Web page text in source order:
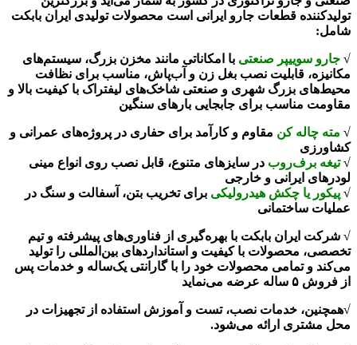
تولیدکننده قطعات جارو ایرانی است محصولات تولیدی ایران بابکت
شامل:
√ جارو سوییپر صنعتی با امکاناتی مانند مخزن بزرگ، سیستم‌های
مکانیزه، قابلیت نصب بغل زن و آب‌پاش، مناسب برای نظافت
محیط‌های بزرگ شهری و صنعتی شاخک‌های لیفتراک با کیفیت بالا و
مقاومت مناسب برای جابجایی بارهای سنگین
√ مته چاله کن مقاوم و کارآمد برای حفاری در پروژه‌های عمرانی و
کشاورزی
√تیغه برف‌روب در سایزهای متنوع، قابل نصب روی انواع مینی
لودرهای ایرانی و خارجی
√ پیکور یا چکش هیدرولیکی برای تخریب بتن، آسفالت و سنگ در
عملیات ساختمانی
√ شرکت ایران بابکت با بهره‌گیری از فناوری‌های پیشرفته و تیم
تخصصی، محصولات با کیفیت و استانداردهای بین‌المللی را تولید
می‌کند و تمامی محصولات خود را با گارانتی یک‌ساله و خدمات پس
از فروش ۵ ساله عرضه می‌نماید
√همچنین، خدمات نصب، تست و آموزش استفاده از تجهیزات در
محل مشتری ارائه می‌شود.